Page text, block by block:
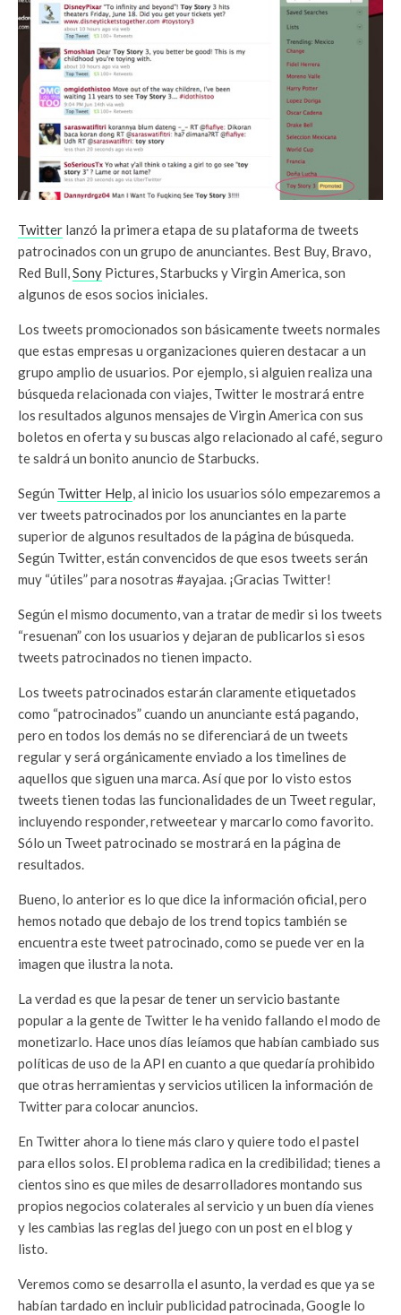
Twitter lanzó la primera etapa de su plataforma de tweets
patrocinados con un grupo de anunciantes. Best Buy, Bravo,
Red Bull,Sony Pictures, Starbucks y Virgin America, son
algunos de esos socios iniciales.
Los tweets promocionados son básicamente tweets normales
que estas empresas u organizaciones quieren destacar a un
grupo amplio de usuarios. Por ejemplo, si alguien realiza una
búsqueda relacionada con viajes, Twitter le mostrará entre
los resultados algunos mensajes de Virgin America con sus
boletos en oferta y su buscas algo relacionado al café, seguro
te saldrá un bonito anuncio de Starbucks.
Según Twitter Help, al inicio los usuarios sólo empezaremos a
ver tweets patrocinados por los anunciantes en la parte
superior de algunos resultados de la página de búsqueda.
Según Twitter, están convencidos de que esos tweets serán
muy “útiles” para nosotras #ayajaa. ¡Gracias Twitter!
Según el mismo documento, van a tratar de medir si los tweets
“resuenan” con los usuarios y dejaran de publicarlos si esos
tweets patrocinados no tienen impacto.
Los tweets patrocinados estarán claramente etiquetados
como “patrocinados” cuando un anunciante está pagando,
pero en todos los demás no se diferenciará de un tweets
regular y será orgánicamente enviado a los timelines de
aquellos que siguen una marca. Así que por lo visto estos
tweets tienen todas las funcionalidades de un Tweet regular,
incluyendo responder, retweetear y marcarlo como favorito.
Sólo un Tweet patrocinado se mostrará en la página de
resultados.
Bueno, lo anterior es lo que dice la información oficial, pero
hemos notado que debajo de los trend topics también se
encuentra este tweet patrocinado, como se puede ver en la
imagen que ilustra la nota.
La verdad es que la pesar de tener un servicio bastante
popular a la gente de Twitter le ha venido fallando el modo de
monetizarlo. Hace unos días leíamos que habían cambiado sus
políticas de uso de la API en cuanto a que quedaría prohibido
que otras herramientas y servicios utilicen la información de
Twitter para colocar anuncios.
En Twitter ahora lo tiene más claro y quiere todo el pastel
para ellos solos. El problema radica en la credibilidad; tienes a
cientos sino es que miles de desarrolladores montando sus
propios negocios colaterales al servicio y un buen día vienes
y les cambias las reglas del juego con un post en el blog y
listo.
Veremos como se desarrolla el asunto, la verdad es que ya se
habían tardado en incluir publicidad patrocinada, Google lo